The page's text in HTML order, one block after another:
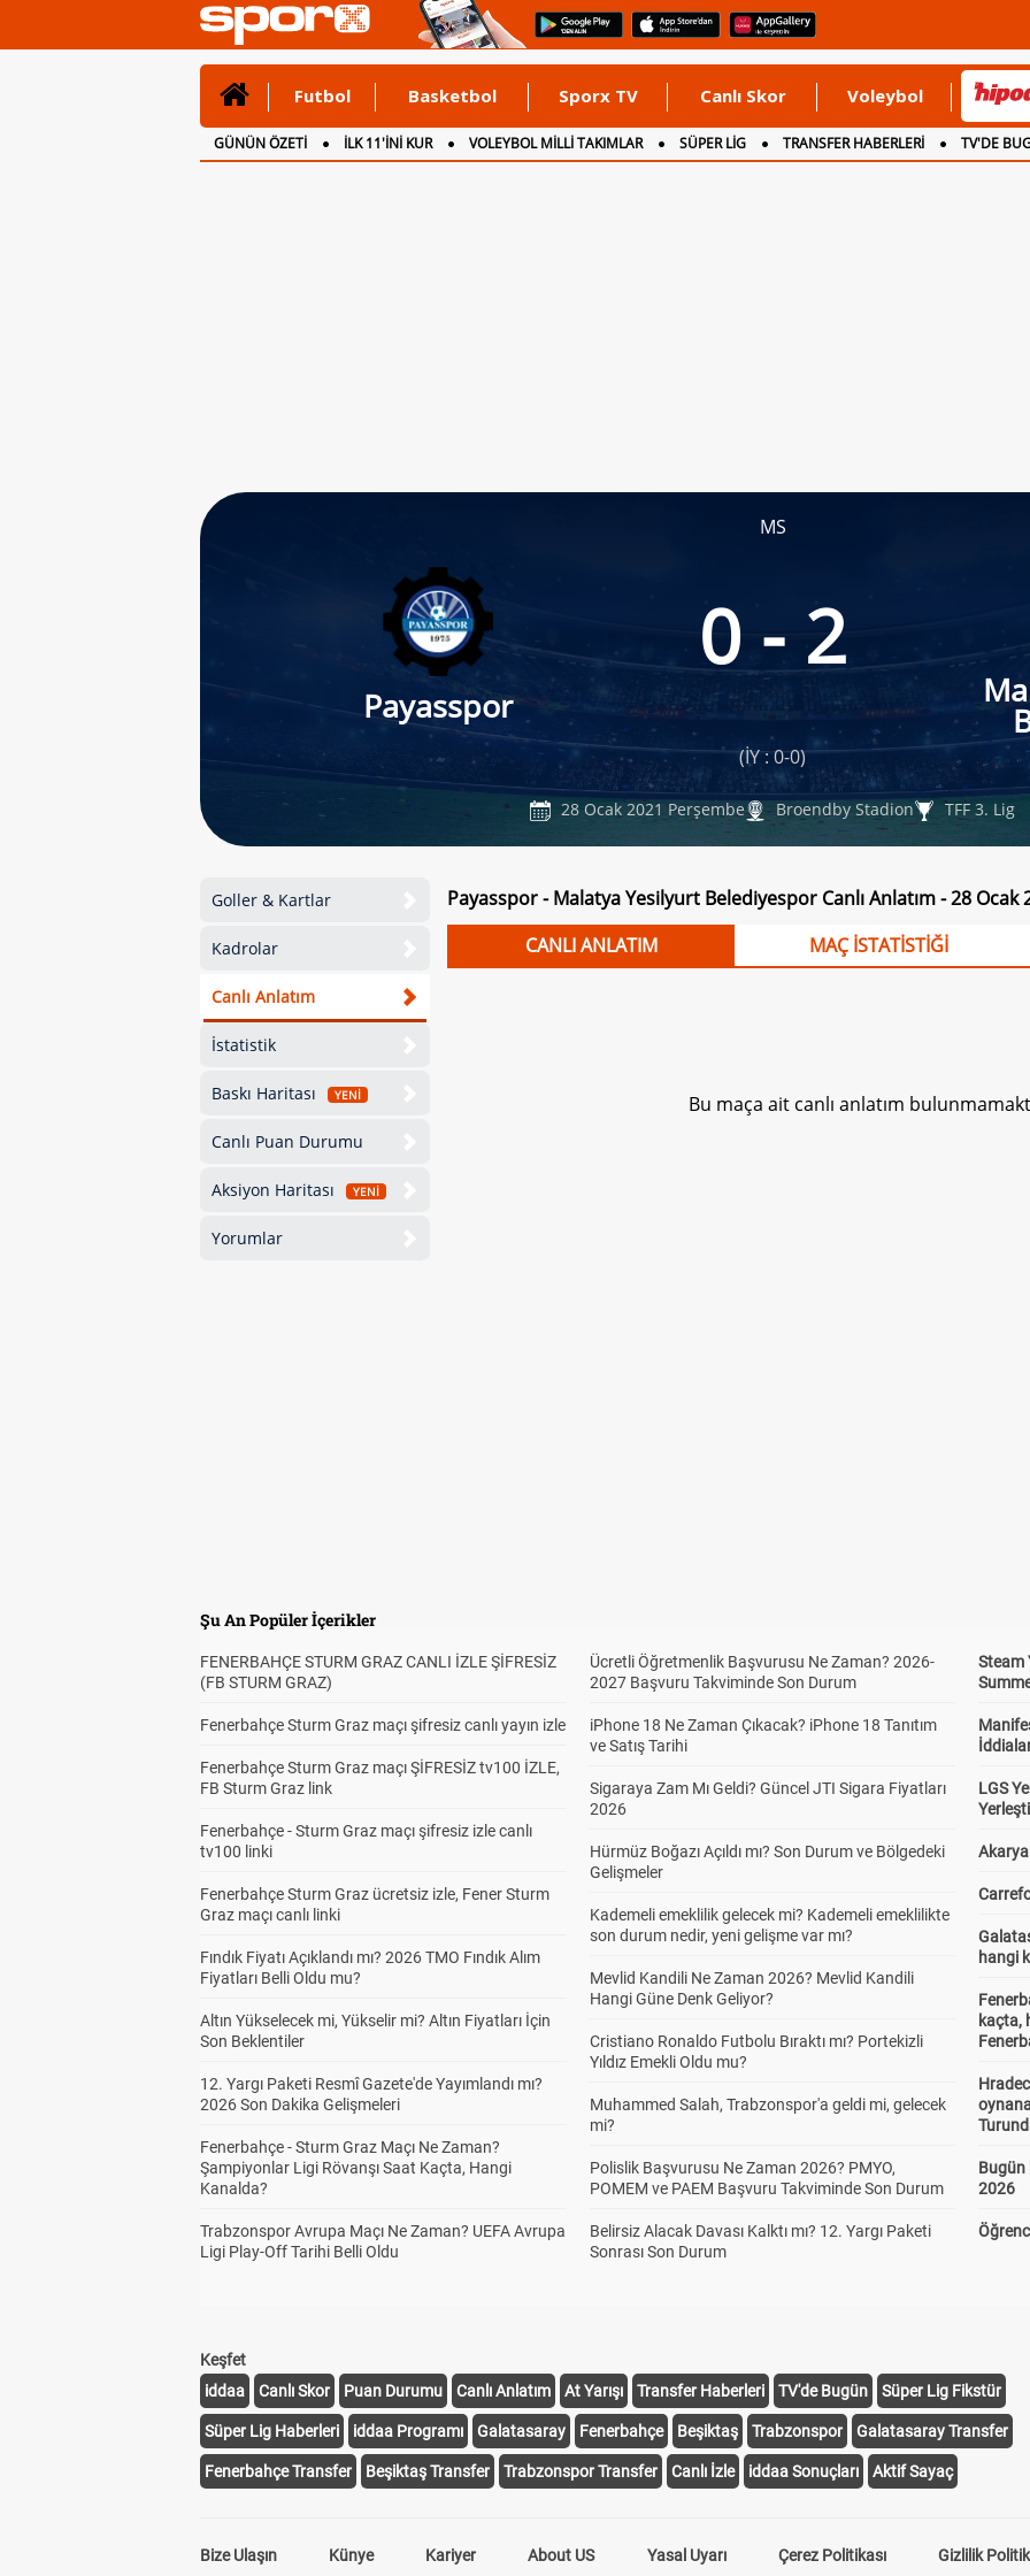
Futbol Basketbol Sporx TV Canlı Skor Voleybol
GÜNÜN ÖZETİ İLK 11'İNİ KUR VOLEYBOL MİLLİ TAKIMLAR SÜPER LİG TRANSFER HABERLERİ TV'DE
CANLI ANLATIM
İNGİLTERE
MS
Payasspor
0 - 2
(İY : 0-0)
28 Ocak 2021 Perşembe Broendby Stadion TFF 3. Lig
Goller & Kartlar
Kadrolar
Canlı Anlatım
İstatistik
Baskı Haritası YENİ
Canlı Puan Durumu
Aksiyon Haritası YENİ
Yorumlar
Payasspor - Malatya Yesilyurt Belediyespor Canlı Anlatım - 28 Ocak
CANLI ANLATIM
MAÇ İSTATİSTİĞİ
Bu maça ait canlı anlatım
Şu An Popüler İçerikler
FENERBAHÇE STURM GRAZ CANLI İZLE ŞİFRESİZ
(FB STURM GRAZ)
Fenerbahçe Sturm Graz maçı şifresiz canlı yayın izle
Fenerbahçe Sturm Graz maçı ŞİFRESİZ tv100 İZLE,
FB Sturm Graz link
Fenerbahçe - Sturm Graz maçı şifresiz izle canlı
tv100 linki
Fenerbahçe Sturm Graz ücretsiz izle, Fener Sturm
Graz maçı canlı linki
Fındık Fiyatı Açıklandı mı? 2026 TMO Fındık Alım
Fiyatları Belli Oldu mu?
Altın Yükselecek mi, Yükselir mi? Altın Fiyatları İçin
Son Beklentiler
12. Yargı Paketi Resmî Gazete'de Yayımlandı mı?
2026 Son Dakika Gelişmeleri
Fenerbahçe - Sturm Graz Maçı Ne Zaman?
Şampiyonlar Ligi Rövanşı Saat Kaçta, Hangi
Kanalda?
Trabzonspor Avrupa Maçı Ne Zaman? UEFA Avrupa
Ligi Play-Off Tarihi Belli Oldu
Ücretli Öğretmenlik Başvurusu Ne Zaman? 2026-
2027 Başvuru Takviminde Son Durum
iPhone 18 Ne Zaman Çıkacak? iPhone 18 Tanıtım
ve Satış Tarihi
Sigaraya Zam Mı Geldi? Güncel JTI Sigara Fiyatları
2026
Hürmüz Boğazı Açıldı mı? Son Durum ve Bölgedeki
Gelişmeler
Kademeli emeklilik gelecek mi? Kademeli emeklilikte
son durum nedir, yeni gelişme var mı?
Mevlid Kandili Ne Zaman 2026? Mevlid Kandili
Hangi Güne Denk Geliyor?
Cristiano Ronaldo Futbolu Bıraktı mı? Portekizli
Yıldız Emekli Oldu mu?
Muhammed Salah, Trabzonspor'a geldi mi, gelecek
mi?
Polislik Başvurusu Ne Zaman 2026? PMYO,
POMEM ve PAEM Başvuru Takviminde Son Durum
Belirsiz Alacak Davası Kalktı mı? 12. Yargı Paketi
Sonrası Son Durum
Steam
LGS
hangi
kaçta,
Bugün
2026
Keşfet
iddaa
Canlı Skor Puan Durumu Canlı Anlatım At Yarışı Transfer Haberleri TV'de Bugün Süper Lig Fikstür
Süper Lig Haberleri iddaa Programı Galatasaray Fenerbahçe Beşiktaş Trabzonspor Galatasaray Transfer
Fenerbahçe Transfer Beşiktaş Transfer Trabzonspor Transfer Canlı İzle iddaa Sonuçları Aktif Sayaç
Bize Ulaşın Künye Kariyer About US Yasal Uyarı Çerez Politikası Gizlilik